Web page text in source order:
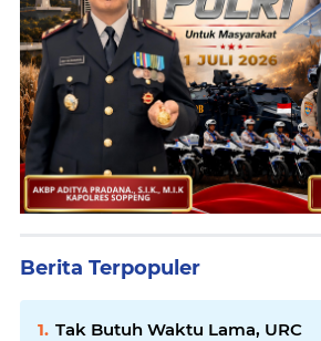
Berita Terpopuler
Tak Butuh Waktu Lama, URC